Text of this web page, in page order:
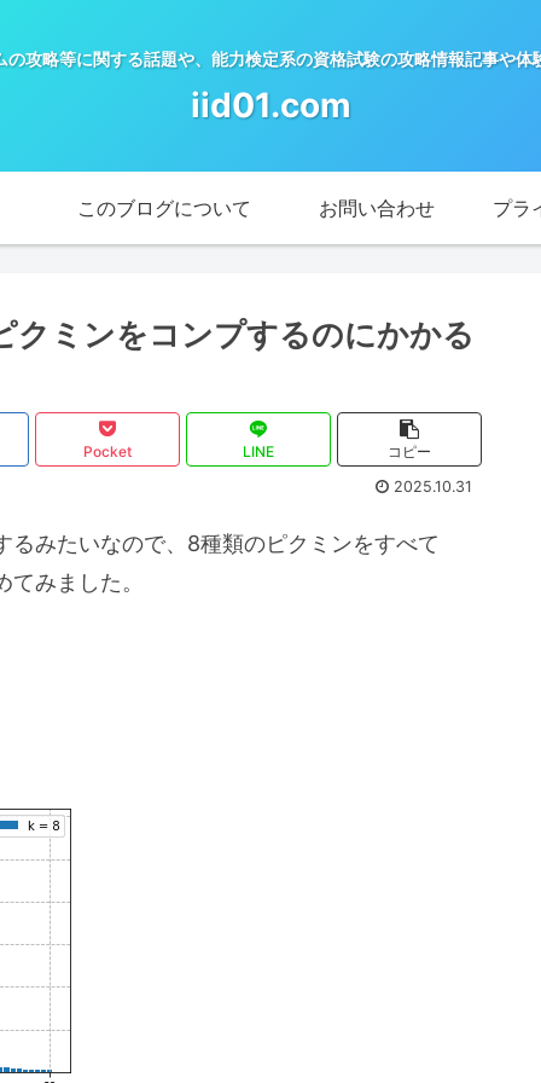
の攻略等に関する話題や、能力検定系の資格試験の攻略情報記事や体
iid01.com
このブログについて お問い合わせ プラ
ミンをコンプするのにかかる
Pocket LINE
コピー
2025.10.31
みたいなので、8種類のピクミンをすべて
みました。